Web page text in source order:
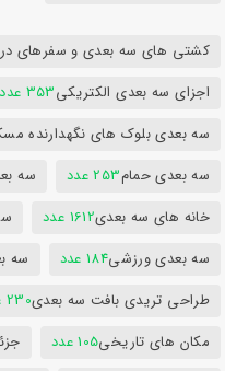
کشتی های سه بعدی و سفرهای
اجزای سه بعدی الکتریکی353 عدد
سه بعدی بلوک های نگهدارنده
سه بعدی حمام253 عدد سه
خانه های سه بعدی1612 عدد
سه بعدی ورزشی184 عدد سه
طراحی تریدی بافت سه بعدی230 عدد
مکان های تاریخی105 عدد